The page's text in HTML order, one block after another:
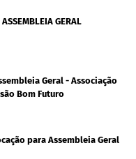
GERAL
Geral - Associação
Bom Futuro
para Assembleia Geral